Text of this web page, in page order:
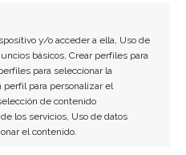
y/o acceder a ella, Uso de
básicos, Crear perfiles para
para seleccionar la
para personalizar el
de contenido
los servicios, Uso de datos
el contenido.
enlace